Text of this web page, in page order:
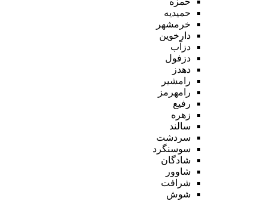
حمیدیه
خرمشهر
دارخوین
دزآب
دزفول
دهدز
رامشیر
رامهرمز
رفیع
زهره
سالند
سردشت
سوسنگرد
شادگان
شاوور
شرافت
شوش